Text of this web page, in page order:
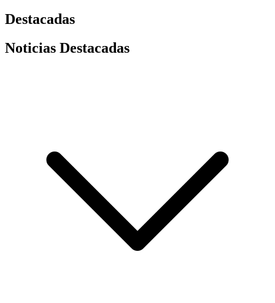
Destacadas
Noticias Destacadas